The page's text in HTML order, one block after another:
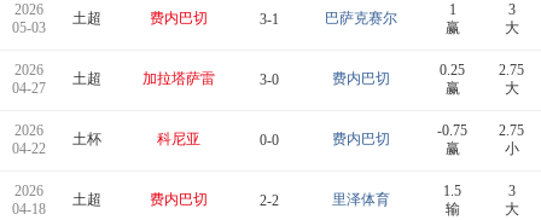
2026
05-03
土超 费内巴切 3-1 巴萨克赛尔
1
赢
3
大
2026
04-27
土超 加拉塔萨雷 3-0 费内巴切
0.25
赢
2.75
大
2026
04-22
土杯 科尼亚 0-0 费内巴切
-0.75
赢
2.75
小
2026
04-18
土超 费内巴切 2-2 里泽体育
1.5
输
3
大